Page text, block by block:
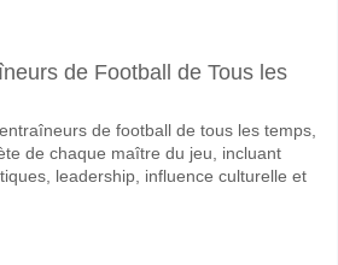
de Football de Tous les
de football de tous les temps,
de chaque maître du jeu, incluant
leadership, influence culturelle et